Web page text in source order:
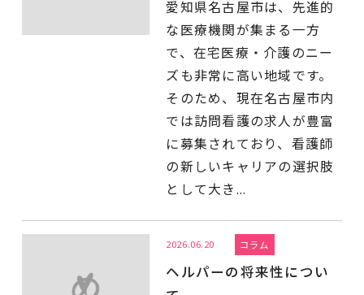
愛知県名古屋市は、先進的
な医療機関が集まる一方
で、在宅医療・介護のニー
ズも非常に高い地域です。
そのため、現在名古屋市内
では訪問看護の求人が豊富
に募集されており、看護師
の新しいキャリアの選択肢
として大き...
2026.06.20 コラム
ヘルパーの将来性につい